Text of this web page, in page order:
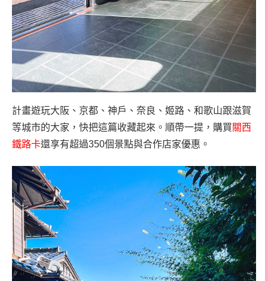
計畫遊玩大阪、京都、神戶、奈良、姬路、和歌山跟滋賀
等城市的大家，快把這篇收藏起來。順帶一提，購買關西
鐵路卡還享有超過350個景點與合作店家優惠。